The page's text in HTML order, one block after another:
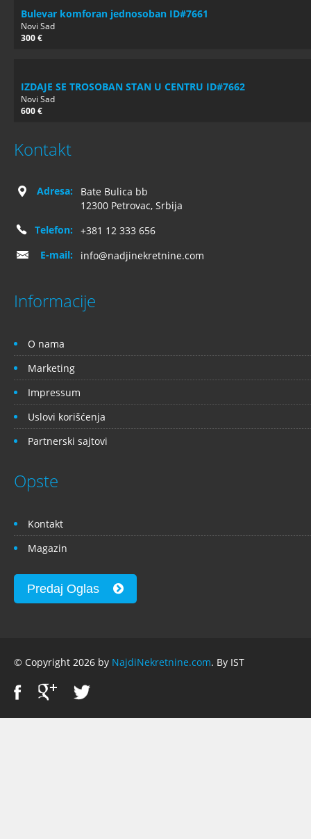
Bulevar komforan jednosoban ID#7661
Novi Sad
300 €
IZDAJE SE TROSOBAN STAN U CENTRU ID#7662
Novi Sad
600 €
Kontakt
Adresa:
Bate Bulica bb
12300 Petrovac, Srbija
Telefon:
+381 12 333 656
E-mail:
info@nadjinekretnine.com
Informacije
O nama
Marketing
Impressum
Uslovi korišćenja
Partnerski sajtovi
Opste
Kontakt
Magazin
Predaj Oglas
© Copyright 2026 by NajdiNekretnine.com. By IST